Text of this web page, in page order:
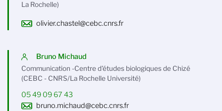
La Rochelle)
olivier.chastel@cebc.cnrs.fr
Bruno Michaud
Communication -Centre d'études biologiques de Chizé
(CEBC - CNRS/La Rochelle Université)
05 49 09 67 43
bruno.michaud@cebc.cnrs.fr